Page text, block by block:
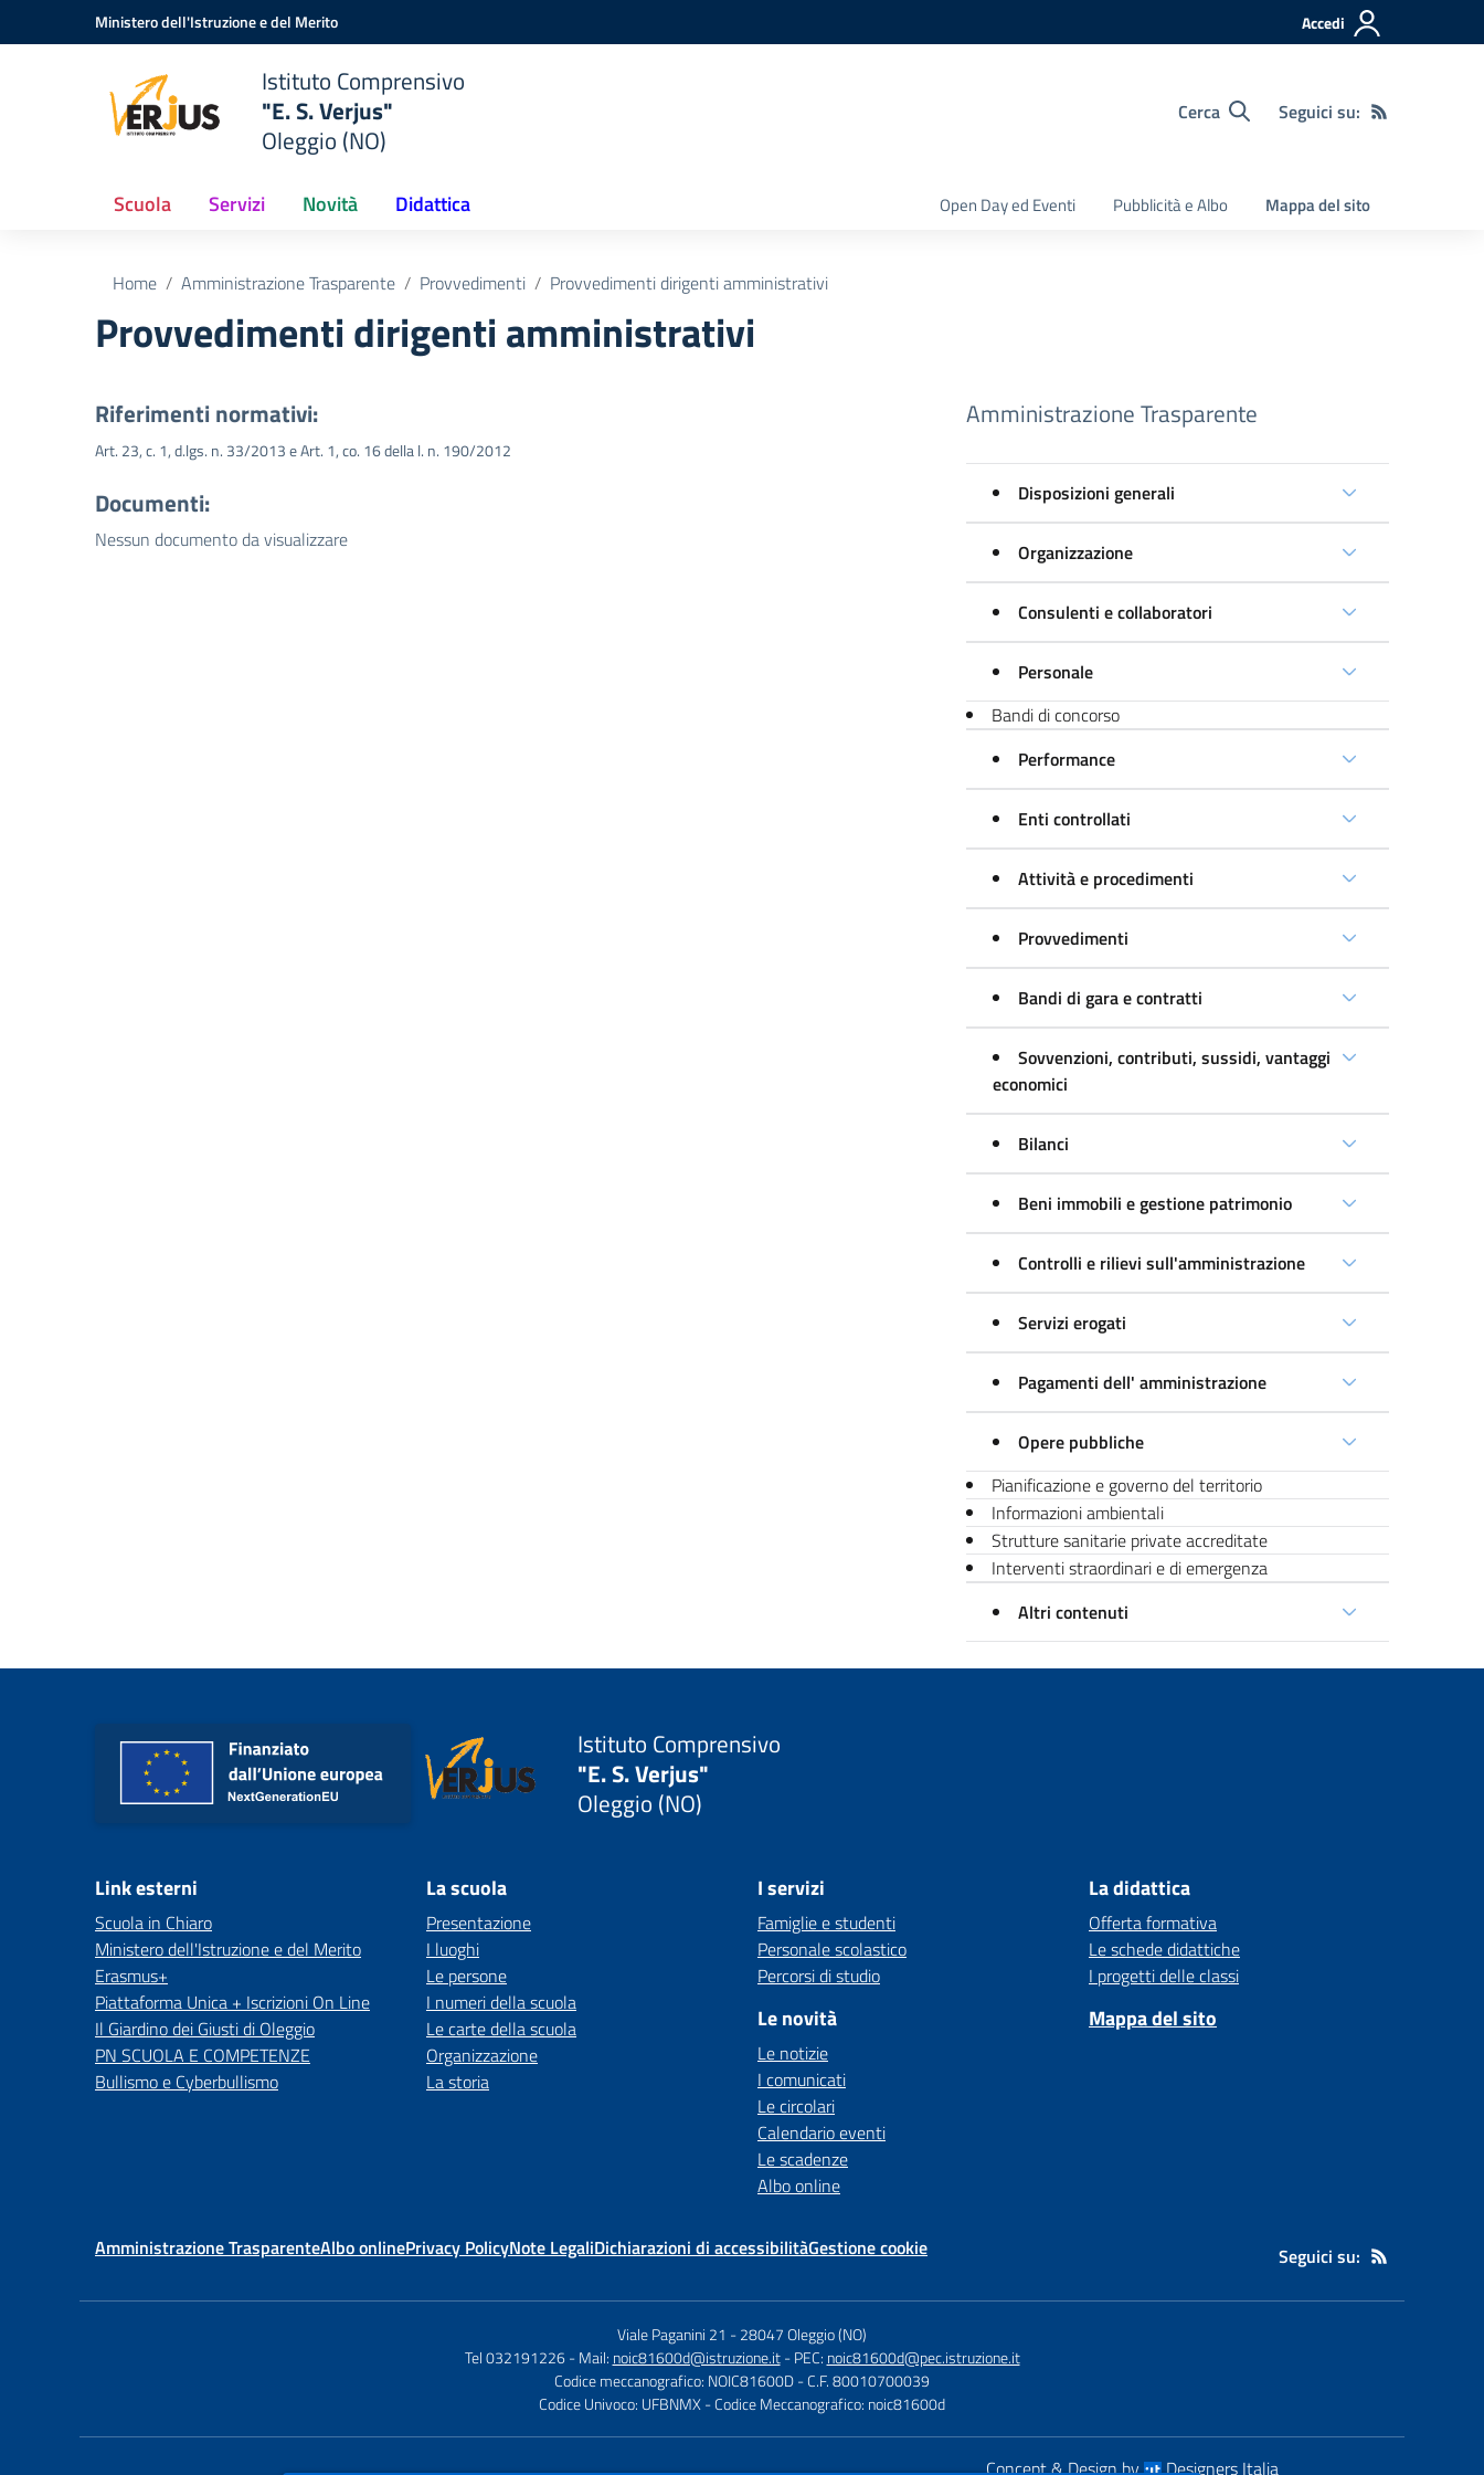
Vai ai contenuti
Vai al menu di navigazioneMinistero dell'Istruzione e del Merito Accedi
Istituto Comprensivo
"E. S. Verjus"
Oleggio (NO)
Cerca Seguici su:
Scuola Servizi Novità Didattica Open Day ed Eventi Pubblicità e Albo Mappa del sito
Home Amministrazione Trasparente Provvedimenti Provvedimenti dirigenti amministrativi
Provvedimenti dirigenti amministrativi
Riferimenti normativi:
Art. 23, c. 1, d.lgs. n. 33/2013 e Art. 1, co. 16 della l. n. 190/2012
Documenti:
Nessun documento da visualizzare
Amministrazione Trasparente
Disposizioni generali
Organizzazione
Consulenti e collaboratori
Personale
Bandi di concorso
Performance
Enti controllati
Attività e procedimenti
Provvedimenti
Bandi di gara e contratti
Sovvenzioni, contributi, sussidi, vantaggi
economici
Bilanci
Beni immobili e gestione patrimonio
Controlli e rilievi sull'amministrazione
Servizi erogati
Pagamenti dell' amministrazione
Opere pubbliche
Pianificazione e governo del territorio
Informazioni ambientali
Strutture sanitarie private accreditate
Interventi straordinari e di emergenza
Altri contenuti
Istituto Comprensivo
"E. S. Verjus"
Oleggio (NO)
Link esterni
Scuola in Chiaro
Ministero dell'Istruzione e del Merito
Erasmus+
Piattaforma Unica + Iscrizioni On Line
Il Giardino dei Giusti di Oleggio
PN SCUOLA E COMPETENZE
Bullismo e Cyberbullismo
La scuola
Presentazione
I luoghi
Le persone
I numeri della scuola
Le carte della scuola
Organizzazione
La storia
I servizi
Famiglie e studenti
Personale scolastico
Percorsi di studio
Le novità
Le notizie
I comunicati
Le circolari
Calendario eventi
Le scadenze
Albo online
La didattica
Offerta formativa
Le schede didattiche
I progetti delle classi
Mappa del sito
Amministrazione TrasparenteAlbo onlinePrivacy PolicyNote LegaliDichiarazioni di accessibilitàGestione cookie Seguici su:
Viale Paganini 21 -28047 Oleggio (NO)
Tel 032191226 - Mail: noic81600d@istruzione.it - PEC: noic81600d@pec.istruzione.it
Codice meccanografico: NOIC81600D- C.F. 80010700039
Codice Univoco: UFBNMX- Codice Meccanografico: noic81600d
Concept & Design by Designers Italia